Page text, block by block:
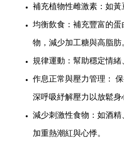
補充植物性雌激素：如黃
均衡飲食：補充豐富的
物，減少加工糖與高脂肪
規律運動：幫助穩定情緒
作息正常與壓力管理：
深呼吸紓解壓力以放鬆身
減少刺激性食物：如酒
加重熱潮紅與心悸。